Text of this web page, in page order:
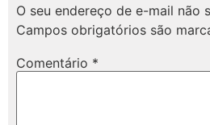
O seu endereço de e-mail não
Campos obrigatórios são
Comentário *